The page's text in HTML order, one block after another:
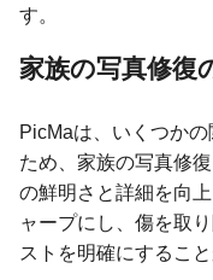
す。
家族の写真修復
PicMaは、いくつか
ため、家族の写真修
の鮮明さと詳細を向
ャープにし、傷を取
ストを明確にすること